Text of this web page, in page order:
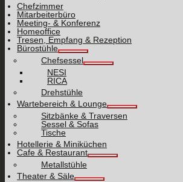
Chefzimmer
Mitarbeiterbüro
Meeting- & Konferenz
Homeoffice
Tresen, Empfang & Rezeption
Bürostühle
Chefsessel
NESI
RICA
Drehstühle
Wartebereich & Lounge
Sitzbänke & Traversen
Sessel & Sofas
Tische
Hotellerie & Miniküchen
Cafe & Restaurant
Metallstühle
Theater & Säle